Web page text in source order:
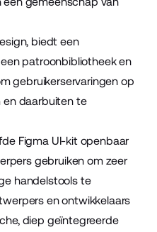
biedt een
patroonbibliotheek en
gebruikerservaringen op
daarbuiten te
Figma UI-kit openbaar
gebruiken om zeer
handelstools te
en ontwikkelaars
diep geïntegreerde